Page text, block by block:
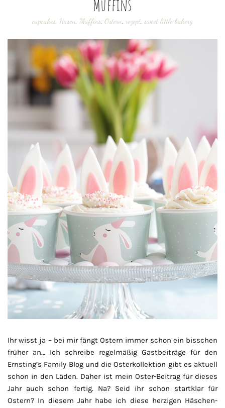
Muffins
cupcakes, Hasen, Muffins, Ostern, rezept, sweet little bakery
Ihr wisst ja – bei mir fängt Ostern immer schon ein bisschen
früher an… Ich schreibe regelmäßig Gastbeiträge für den
Ernsting’s Family Blog und die Osterkollektion gibt es aktuell
schon in den Läden. Daher ist mein Oster-Beitrag für dieses
Jahr auch schon fertig. Na? Seid ihr schon startklar für
Ostern? In diesem Jahr habe ich diese herzigen Häschen-